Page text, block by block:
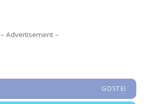
– Advertisement –
GOSTEI